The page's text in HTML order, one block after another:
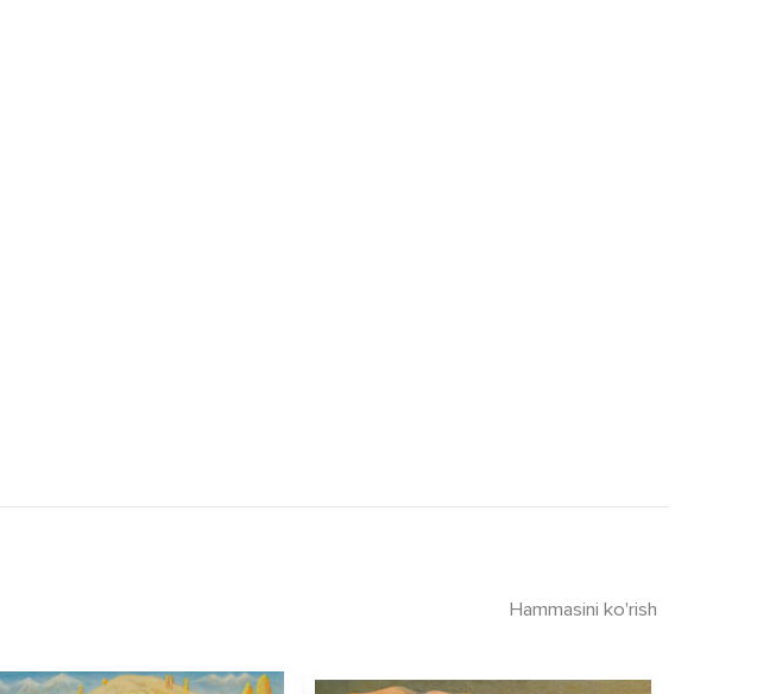
Hammasini ko'rish